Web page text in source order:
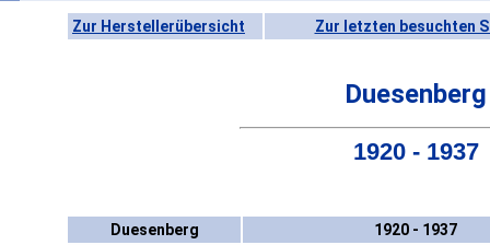
Zur Herstellerübersicht Zur letzten besuchten
Duesenberg
1920 - 1937
Duesenberg 1920 - 1937